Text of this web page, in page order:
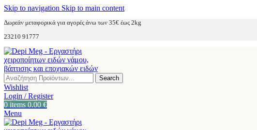
Skip to navigation Skip to main content
Δωρεάν μεταφορικά για αγορές άνω των 35€ έως 2kg
23210 91777
Search
Wishlist
Login / Register
0 items 0.00 €
Menu